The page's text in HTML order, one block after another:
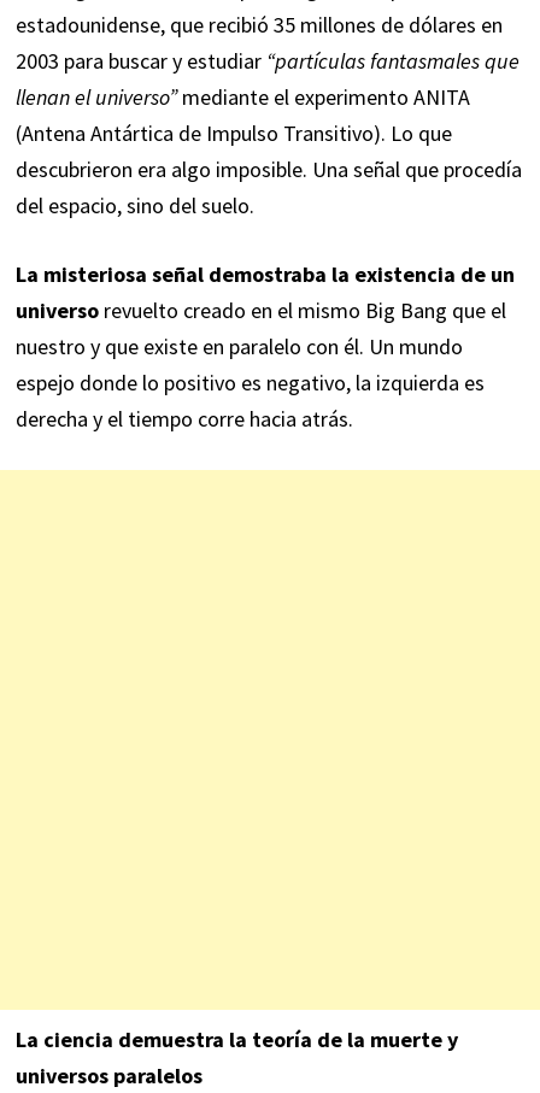
estadounidense, que recibió 35 millones de dólares en
2003 para buscar y estudiar“partículas fantasmales que
llenan el universo”mediante el experimento ANITA
(Antena Antártica de Impulso Transitivo). Lo que
descubrieron era algo imposible. Una señal que procedía
del espacio, sino del suelo.
La misteriosa señal demostraba la existencia de un
universorevuelto creado en el mismo Big Bang que el
nuestro y que existe en paralelo con él. Un mundo
espejo donde lo positivo es negativo, la izquierda es
derecha y el tiempo corre hacia atrás.
La ciencia demuestra la teoría de la muerte y
universos paralelos